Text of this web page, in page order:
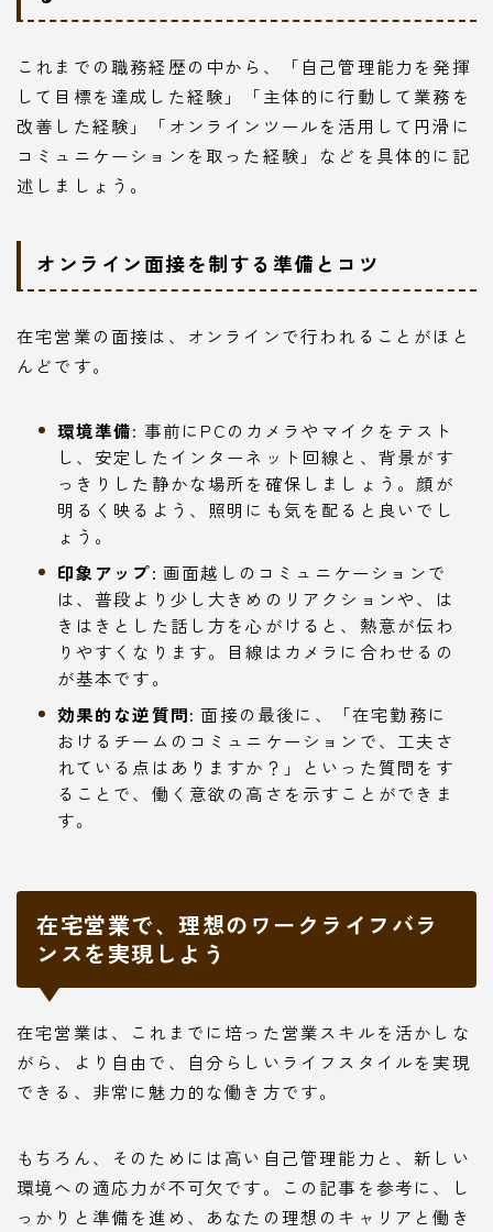
これまでの職務経歴の中から、「自己管理能力を発揮
して目標を達成した経験」「主体的に行動して業務を
改善した経験」「オンラインツールを活用して円滑に
コミュニケーションを取った経験」などを具体的に記
述しましょう。
オンライン面接を制する準備とコツ
在宅営業の面接は、オンラインで行われることがほと
んどです。
環境準備: 事前にPCのカメラやマイクをテスト
し、安定したインターネット回線と、背景がす
っきりした静かな場所を確保しましょう。顔が
明るく映るよう、照明にも気を配ると良いでし
ょう。
印象アップ: 画面越しのコミュニケーションで
は、普段より少し大きめのリアクションや、は
きはきとした話し方を心がけると、熱意が伝わ
りやすくなります。目線はカメラに合わせるの
が基本です。
効果的な逆質問: 面接の最後に、「在宅勤務に
おけるチームのコミュニケーションで、工夫さ
れている点はありますか？」といった質問をす
ることで、働く意欲の高さを示すことができま
す。
在宅営業で、理想のワークライフバラ
ンスを実現しよう
在宅営業は、これまでに培った営業スキルを活かしな
がら、より自由で、自分らしいライフスタイルを実現
できる、非常に魅力的な働き方です。
もちろん、そのためには高い自己管理能力と、新しい
環境への適応力が不可欠です。この記事を参考に、し
っかりと準備を進め、あなたの理想のキャリアと働き